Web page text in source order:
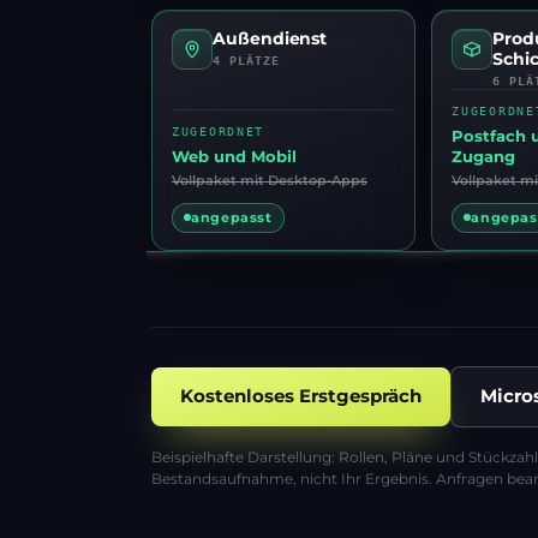
Außendienst
4 PLÄTZE
PLAN IM BESTAND
ZUGEORDNET
Vollpaket mit Desktop-Apps
Web und Mobil
angepasst
6
PLAN IM
Vollpaket
Postfach
Zugang
Kostenloses Erstgespräch
Beispielhafte Darstellung: Rollen, Pläne und
Bestandsaufnahme, nicht Ihr Ergebnis. Anfragen